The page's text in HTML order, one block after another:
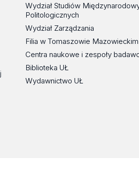
Wydział Studiów
Politologicznych
Wydział Zarządzania
Filia w Tomaszowie Mazowieckim
Centra naukowe i zespoły
Biblioteka UŁ
Wydawnictwo UŁ